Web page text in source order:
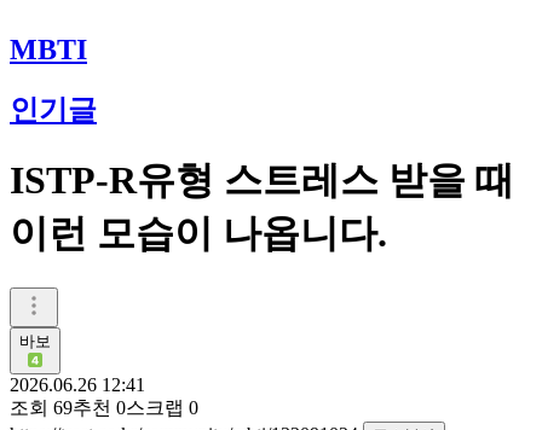
MBTI
인기글
ISTP-R유형 스트레스 받을 때
이런 모습이 나옵니다.
바보
2026.06.26 12:41
조회 69추천 0스크랩 0